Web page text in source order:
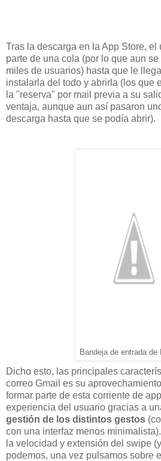
Tras la descarga en la App Store, el
parte de una cola (por lo que aun
miles de usuarios) hasta que le
instalarla del todo y abrirla (los que
la "reserva" por mail previa a su
ventaja, aunque aun así pasaron
descarga hasta que se podía abrir).
Bandeja de entrada de
Dicho esto, las principales
correo Gmail es su
formar parte de esta corriente de
experiencia del usuario gracias a
gestión de los distintos gestos
con una interfaz menos
la velocidad y extensión del swipe
podemos, una vez pulsamos sobre